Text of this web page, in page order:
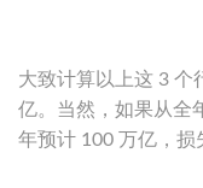
大致计算以上这 3 个
亿。当然，如果从全
年预计 100 万亿，损